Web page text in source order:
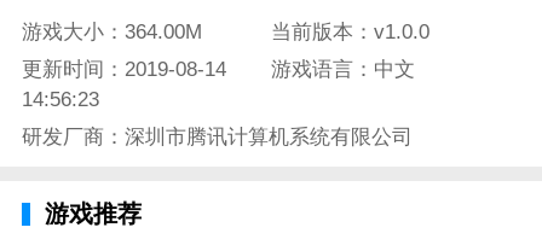
游戏大小：364.00M
当前版本：v1.0.0
更新时间：2019-08-14
14:56:23
游戏语言：中文
研发厂商：深圳市腾讯计算机系统有限公司
游戏推荐